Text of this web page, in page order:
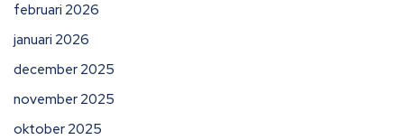
februari 2026
januari 2026
december 2025
november 2025
oktober 2025